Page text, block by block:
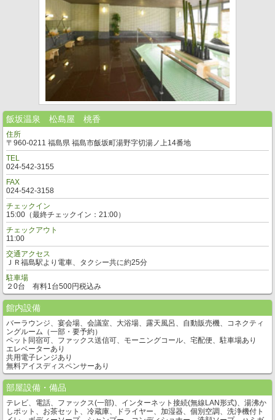
飯坂温泉 松島屋 桃香
住所
〒960-0211 福島県 福島市飯坂町湯野字切湯ノ上14番地
TEL
024-542-3155
FAX
024-542-3158
チェックイン
15:00（最終チェックイン：21:00）
チェックアウト
11:00
交通アクセス
ＪＲ福島駅より電車、タクシー共に約25分
駐車場
２0台 有料1台500円税込み
館内設備
バーラウンジ、宴会場、会議室、大浴場、露天風呂、自動販売機、コネクティ
ングルーム（一部・要予約）
ペット同宿可、ファックス送信可、モーニングコール、宅配便、駐車場あり
エレベーターあり
共用電子レンジあり
無料アイスディスペンサーあり
部屋設備・備品
テレビ、電話、ファックス(一部)、インターネット接続(無線LAN形式)、湯沸か
しポット、お茶セット、冷蔵庫、ドライヤー、加湿器、個別空調、洗浄機付ト